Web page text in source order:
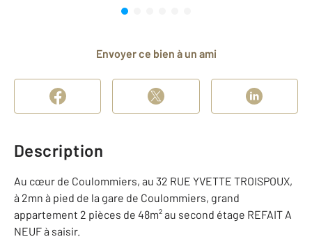
Envoyer ce bien à un ami
Description
Au cœur de Coulommiers, au 32 RUE YVETTE TROISPOUX,
à 2mn à pied de la gare de Coulommiers, grand
appartement 2 pièces de 48m² au second étage REFAIT A
NEUF à saisir.